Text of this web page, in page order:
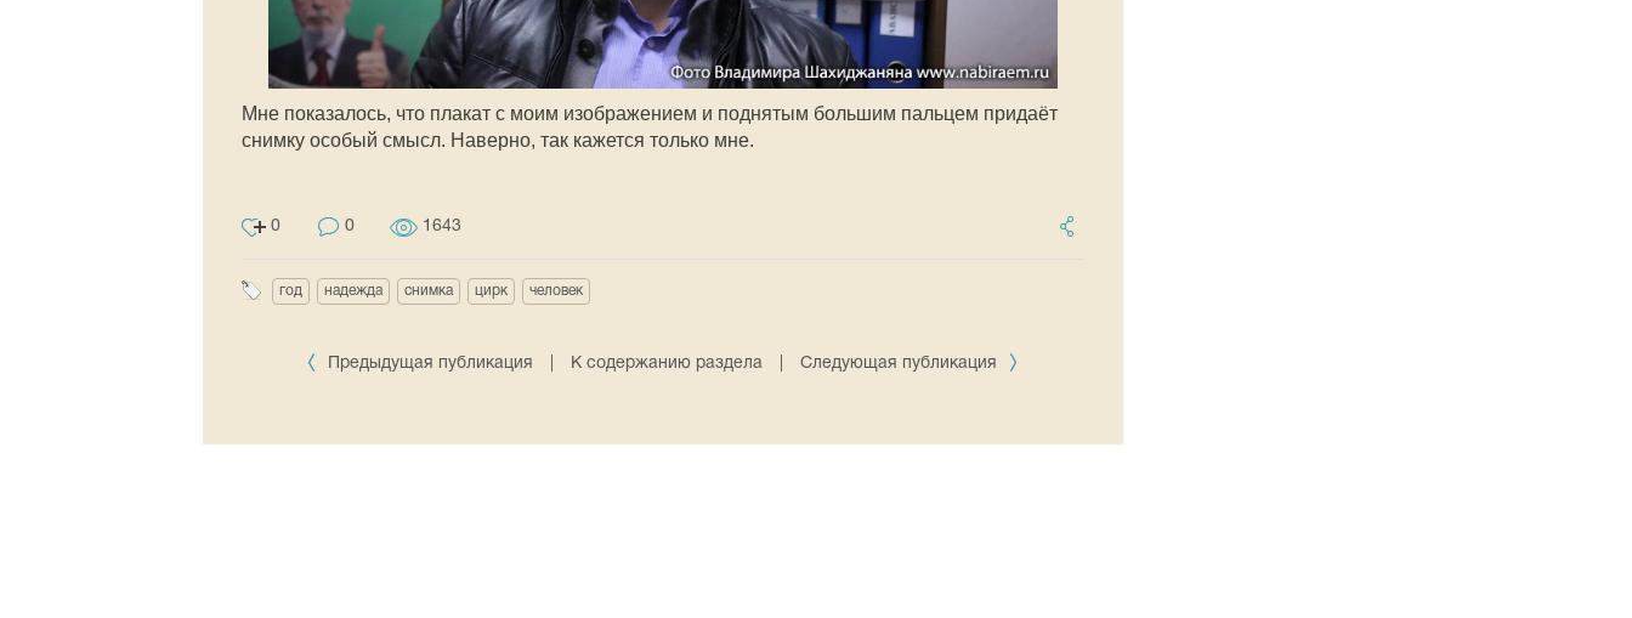
Мне показалось, что плакат с моим изображением и поднятым большим пальцем придаёт
снимку особый смысл. Наверно, так кажется только мне.
0 0 1643
год надежда снимка цирк человек
Предыдущая публикация К содержанию раздела Следующая публикация